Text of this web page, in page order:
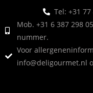
Tel: +31
Mob. +31 6 387 298
nummer.
Voor
info@deligourmet.nl